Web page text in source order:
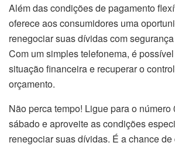
Além das condições de pagamento
oferece aos consumidores uma
renegociar suas dívidas com
Com um simples telefonema, é
situação financeira e recuperar o
orçamento.
Não perca tempo! Ligue para o
sábado e aproveite as condições
renegociar suas dívidas. É a chance